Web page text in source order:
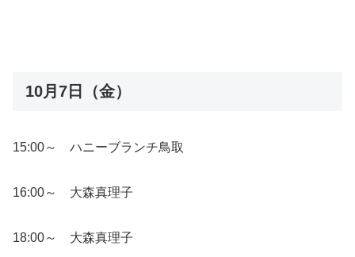
10月7日（金）
15:00～ ハニーブランチ鳥取
16:00～ 大森真理子
18:00～ 大森真理子